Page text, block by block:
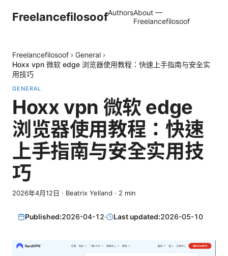
FreelancefilosoofAuthorsAbout —
Freelancefilosoof
Freelancefilosoof › General ›
Hoxx vpn 微软 edge 浏览器使用教程：快速上手指南与安全实
用技巧
GENERAL
Hoxx vpn 微软 edge
浏览器使用教程：快速
上手指南与安全实用技
巧
2026年4月12日 · Beatrix Yelland · 2 min
Published:2026-04-12· Last updated:2026-05-10